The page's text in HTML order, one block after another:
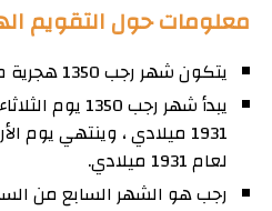
معلومات حول التقويم
يتكون شهر رجب 1350 هجرية من 30 يوم
لعام 1931 ميلادي.
رجب هو الشهر السابع من